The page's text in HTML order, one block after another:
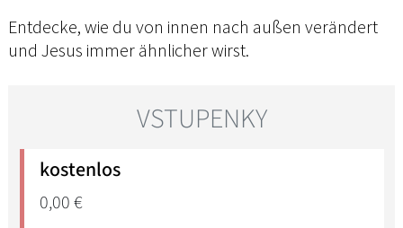
Entdecke, wie du von innen nach außen verändert
und Jesus immer ähnlicher wirst.